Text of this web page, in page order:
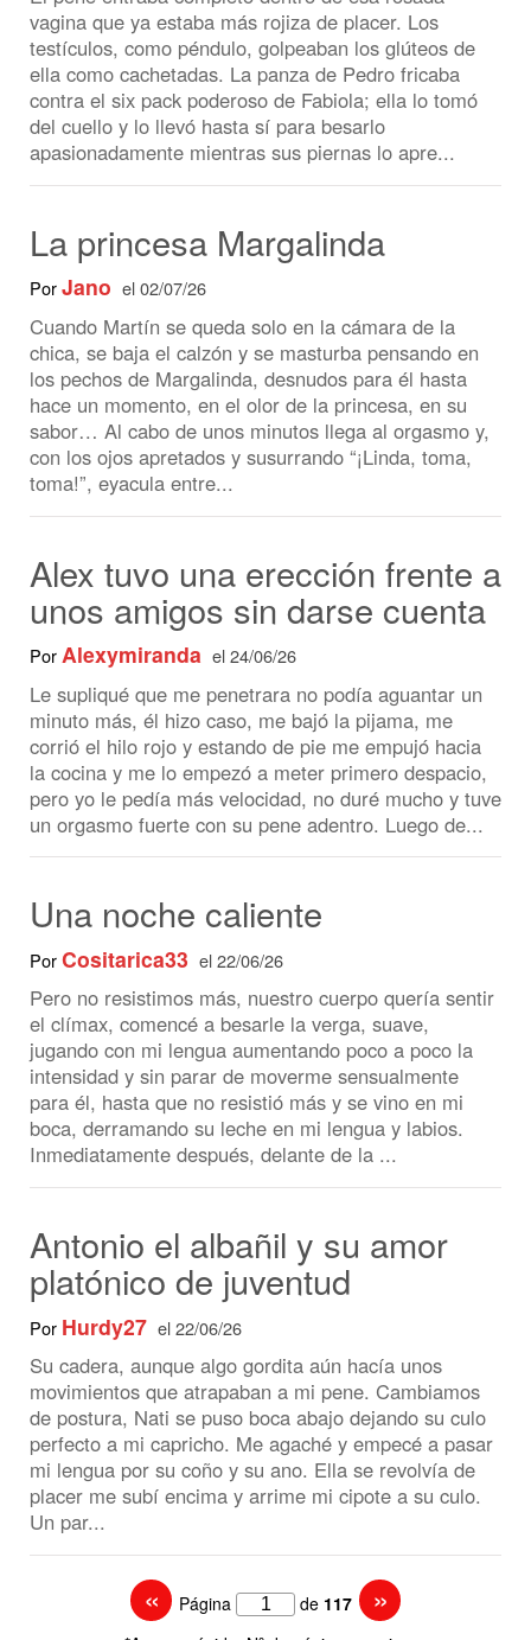
apasionadamente mientras sus piernas lo apre...
La princesa Margalinda
PorJano el 02/07/26
Cuando Martín se queda solo en la cámara de la
los pechos de Margalinda, desnudos para él hasta
hace un momento, en el olor de la princesa, en su
sabor… Al cabo de unos minutos llega al orgasmo y,
con los ojos apretados y susurrando “¡Linda, toma,
toma!”, eyacula entre...
Alex tuvo una erección frente a
unos amigos sin darse cuenta
minuto más, él hizo caso, me bajó la pijama, me
corrió el hilo rojo y estando de pie me empujó hacia
la cocina y me lo empezó a meter primero despacio,
pero yo le pedía más velocidad, no duré mucho y tuve
un orgasmo fuerte con su pene adentro. Luego de...
Una noche caliente
PorCositarica33 el 22/06/26
Pero no resistimos más, nuestro cuerpo quería sentir
el clímax, comencé a besarle la verga, suave,
intensidad y sin parar de moverme sensualmente
boca, derramando su leche en mi lengua y labios.
Inmediatamente después, delante de la ...
Antonio el albañil y su amor
platónico de juventud
PorHurdy27 el 22/06/26
Su cadera, aunque algo gordita aún hacía unos
de postura, Nati se puso boca abajo dejando su culo
perfecto a mi capricho. Me agaché y empecé a pasar
mi lengua por su coño y su ano. Ella se revolvía de
placer me subí encima y arrime mi cipote a su culo.
Un par...
« Página de 117 »